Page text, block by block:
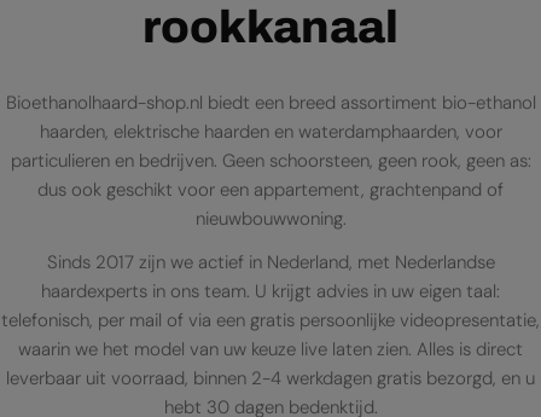
rookkanaal
Bioethanolhaard-shop.nl biedt een breed assortiment bio-ethanol
haarden, elektrische haarden en waterdamphaarden, voor
particulieren en bedrijven. Geen schoorsteen, geen rook, geen as:
dus ook geschikt voor een appartement, grachtenpand of
nieuwbouwwoning.
Sinds 2017 zijn we actief in Nederland, met Nederlandse
haardexperts in ons team. U krijgt advies in uw eigen taal:
telefonisch, per mail of via een gratis persoonlijke videopresentatie,
waarin we het model van uw keuze live laten zien. Alles is direct
leverbaar uit voorraad, binnen 2-4 werkdagen gratis bezorgd, en u
hebt 30 dagen bedenktijd.